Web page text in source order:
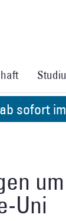
sofort
Uni